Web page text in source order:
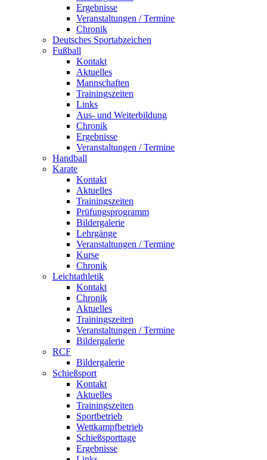
Ergebnisse
Veranstaltungen / Termine
Chronik
Deutsches Sportabzeichen
Fußball
Kontakt
Aktuelles
Mannschaften
Trainingszeiten
Links
Aus- und Weiterbildung
Chronik
Ergebnisse
Veranstaltungen / Termine
Handball
Karate
Kontakt
Aktuelles
Trainingszeiten
Prüfungsprogramm
Bildergalerie
Lehrgänge
Veranstaltungen / Termine
Kurse
Chronik
Leichtathletik
Kontakt
Chronik
Aktuelles
Trainingszeiten
Veranstaltungen / Termine
Bildergalerie
RCF
Bildergalerie
Schießsport
Kontakt
Aktuelles
Trainingszeiten
Sportbetrieb
Wettkampfbetrieb
Schießsporttage
Ergebnisse